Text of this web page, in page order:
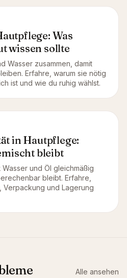
Was
wissen sollte
Wasser zusammen, damit
Erfahre, warum sie nötig
ist und wie du ruhig wählst.
in Hautpflege:
bleibt
Wasser und Öl gleichmäßig
bleibt. Erfahre,
Verpackung und Lagerung
Alle ansehen